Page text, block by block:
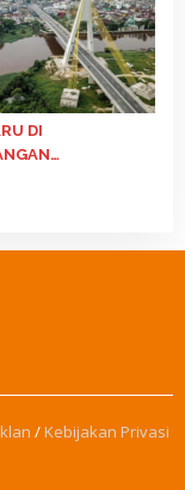
DI
dalam
/Kebijakan Privasi